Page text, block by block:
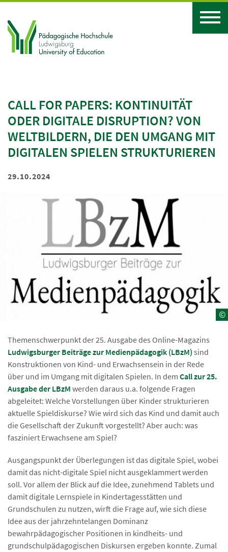
CALL FOR PAPERS: KONTINUITÄT
ODER DIGITALE DISRUPTION? VON
WELTBILDERN, DIE DEN UMGANG MIT
DIGITALEN SPIELEN STRUKTURIEREN
29.10.2024
©
Themenschwerpunkt der 25. Ausgabe des Online-Magazins
Ludwigsburger Beiträge zur Medienpädagogik (LBzM) sind
Konstruktionen von Kind- und Erwachsensein in der Rede
über und im Umgang mit digitalen Spielen. In dem Call zur 25.
Ausgabe der LBzM werden daraus u.a. folgende Fragen
abgeleitet: Welche Vorstellungen über Kinder strukturieren
aktuelle Spieldiskurse? Wie wird sich das Kind und damit auch
die Gesellschaft der Zukunft vorgestellt? Aber auch: was
fasziniert Erwachsene am Spiel?
Ausgangspunkt der Überlegungen ist das digitale Spiel, wobei
damit das nicht-digitale Spiel nicht ausgeklammert werden
soll. Vor allem der Blick auf die Idee, zunehmend Tablets und
damit digitale Lernspiele in Kindertagesstätten und
Grundschulen zu nutzen, wirft die Frage auf, wie sich diese
Idee aus der jahrzehntelangen Dominanz
bewahrpädagogischer Positionen in kindheits- und
grundschulpädagogischen Diskursen ergeben konnte. Zumal